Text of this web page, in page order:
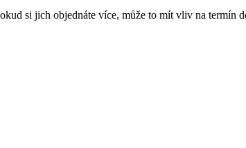
si jich objednáte více, může to mít vliv na termín